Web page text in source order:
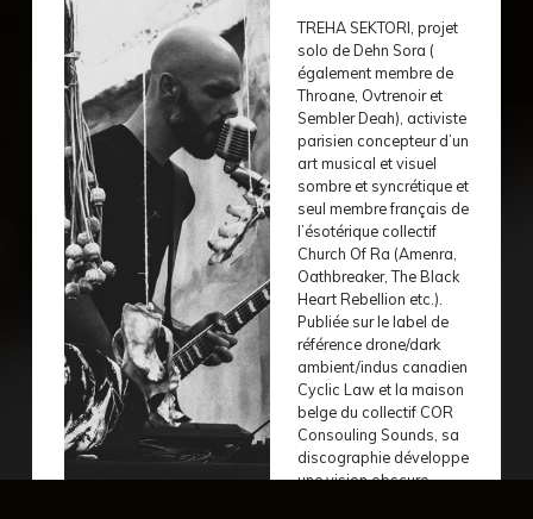
TREHA SEKTORI, projet
solo de Dehn Sora (
également membre de
Throane, Ovtrenoir et
Sembler Deah), activiste
parisien concepteur d’un
art musical et visuel
sombre et syncrétique et
seul membre français de
l’ésotérique collectif
Church Of Ra (Amenra,
Oathbreaker, The Black
Heart Rebellion etc.).
Publiée sur le label de
référence drone/dark
ambient/indus canadien
Cyclic Law et la maison
belge du collectif COR
Consouling Sounds, sa
discographie développe
une vision obscure,